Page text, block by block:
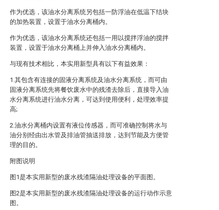
作为优选，该油水分离系统另包括一防浮油在低温下结块
的加热装置，设置于油水分离桶内。
作为优选，该油水分离系统还包括一用以搅拌浮油的搅拌
装置，设置于油水分离桶上并伸入油水分离桶内。
与现有技术相比，本实用新型具有以下有益效果：
1.其包含有连接的固液分离系统及油水分离系统，而可由
固液分离系统先将餐饮废水中的残渣去除后，直接导入油
水分离系统进行油水分离，可达到使用便利，处理效率提
高;
2.油水分离桶内设置有液位传感器，而可准确控制将水与
油分别经由出水管及排油管抽送排放，达到节能及方便管
理的目的。
附图说明
图1是本实用新型的废水残渣隔油处理设备的平面图。
图2是本实用新型的废水残渣隔油处理设备的运行动作示意
图。